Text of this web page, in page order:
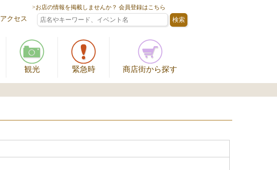
>お店の情報を掲載しませんか？ 会員登録はこちら
アクセス
観光 緊急時 商店街から探す